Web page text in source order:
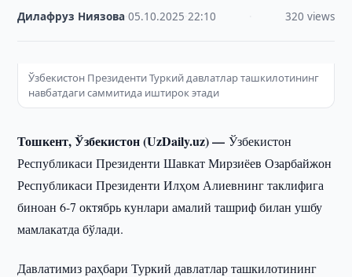
Дилафруз Ниязова ·05.10.2025 ·22:10 320 views
Ўзбекистон Президенти Туркий давлатлар ташкилотининг
навбатдаги саммитида иштирок этади
Тошкент, Ўзбекистон (UzDaily.uz) —Ўзбекистон
Республикаси Президенти Шавкат Мирзиёев Озарбайжон
Республикаси Президенти Илҳом Алиевнинг таклифига
биноан 6-7 октябрь кунлари амалий ташриф билан ушбу
мамлакатда бўлади.
Давлатимиз раҳбари Туркий давлатлар ташкилотининг